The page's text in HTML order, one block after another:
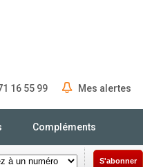
16 55 99 Mes alertes
Compléments
S'abonner